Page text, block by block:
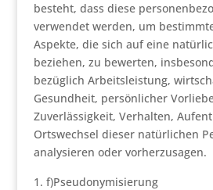
besteht, dass diese
verwendet werden, um
Aspekte, die sich auf eine
beziehen, zu bewerten,
bezüglich Arbeitsleistung,
Gesundheit, persönlicher
Zuverlässigkeit, Verhalten,
Ortswechsel dieser natürlichen
analysieren oder vorherzusagen.
f)Pseudonymisierung